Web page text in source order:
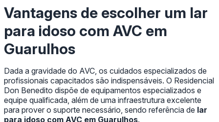
Vantagens de escolher um lar
para idoso com AVC em
Guarulhos
Dada a gravidade do AVC, os cuidados especializados de
profissionais capacitados são indispensáveis. O Residencial
Don Benedito dispõe de equipamentos especializados e
equipe qualificada, além de uma infraestrutura excelente
para prover o suporte necessário, sendo referência de lar
para idoso com AVC em Guarulhos.